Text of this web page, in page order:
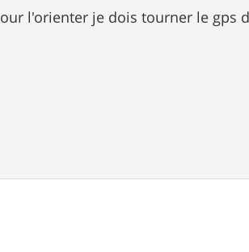
l'orienter je dois tourner le gps